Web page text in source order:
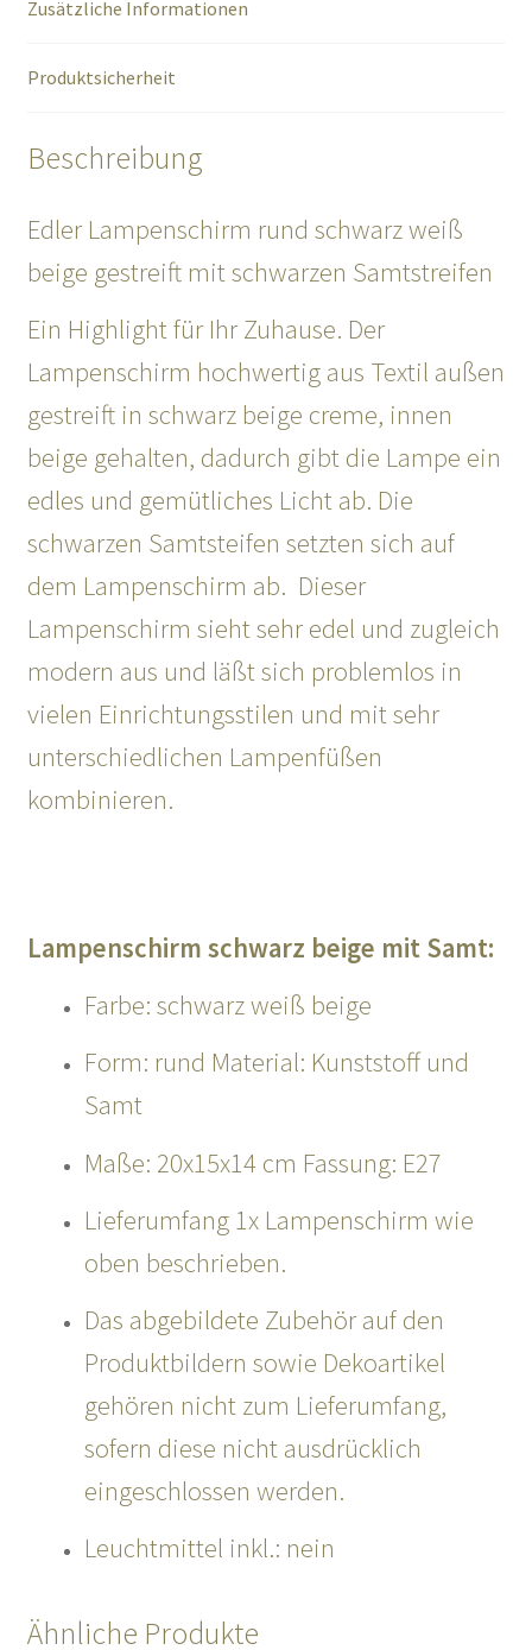
Zusätzliche Informationen
Produktsicherheit
Beschreibung
Edler Lampenschirm rund schwarz weiß
beige gestreift mit schwarzen Samtstreifen
Ein Highlight für Ihr Zuhause. Der
Lampenschirm hochwertig aus Textil außen
gestreift in schwarz beige creme, innen
beige gehalten, dadurch gibt die Lampe ein
edles und gemütliches Licht ab. Die
schwarzen Samtsteifen setzten sich auf
dem Lampenschirm ab. Dieser
Lampenschirm sieht sehr edel und zugleich
modern aus und läßt sich problemlos in
vielen Einrichtungsstilen und mit sehr
unterschiedlichen Lampenfüßen
kombinieren.
Lampenschirm schwarz beige mit Samt:
Farbe: schwarz weiß beige
Form: rund Material: Kunststoff und
Samt
Maße: 20x15x14 cm Fassung: E27
Lieferumfang 1x Lampenschirm wie
oben beschrieben.
Das abgebildete Zubehör auf den
Produktbildern sowie Dekoartikel
gehören nicht zum Lieferumfang,
sofern diese nicht ausdrücklich
eingeschlossen werden.
Leuchtmittel inkl.: nein
Ähnliche Produkte